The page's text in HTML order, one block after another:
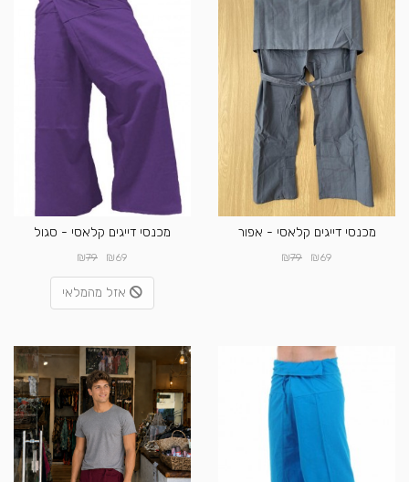
מכנסי דייגים קלאסי - אפור
₪69
₪79
מכנסי דייגים קלאסי - סגול
₪69
₪79
אזל מהמלאי